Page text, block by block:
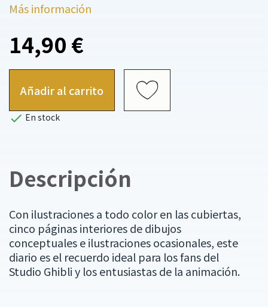
Más información
14,90 €
Añadir al carrito
 En stock
Descripción
Con ilustraciones a todo color en las cubiertas,
cinco páginas interiores de dibujos
conceptuales e ilustraciones ocasionales, este
diario es el recuerdo ideal para los fans del
Studio Ghibli y los entusiastas de la animación.